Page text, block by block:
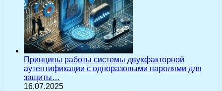
Принципы работы системы двухфакторной
аутентификации с одноразовыми паролями для
защиты…
16.07.2025